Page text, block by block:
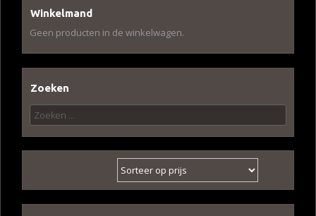
Winkelmand
Geen producten in de winkelwagen.
Zoeken
Zoeken
naar: